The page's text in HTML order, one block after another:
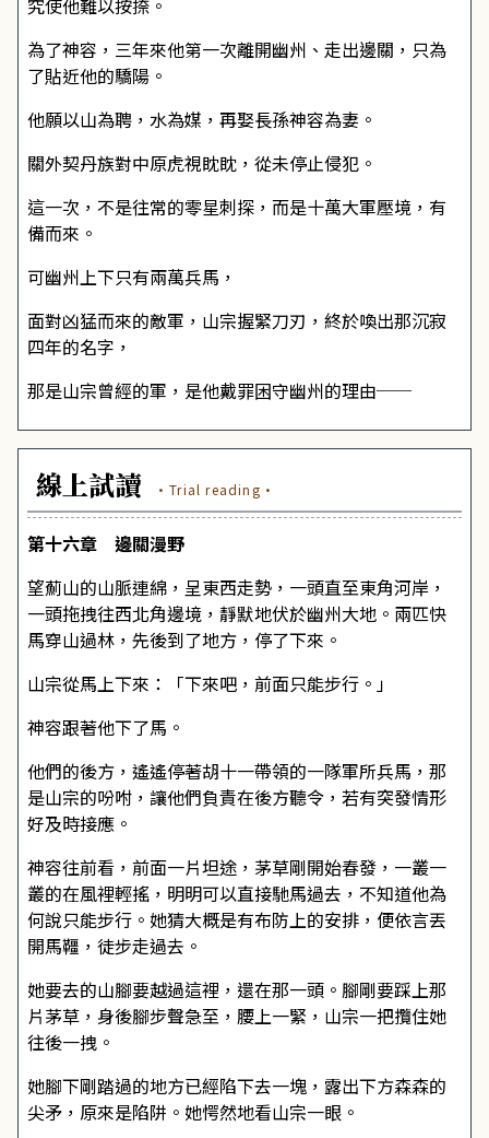
究使他難以按捺。
為了神容，三年來他第一次離開幽州、走出邊關，只為
了貼近他的驕陽。
他願以山為聘，水為媒，再娶長孫神容為妻。
關外契丹族對中原虎視眈眈，從未停止侵犯。
這一次，不是往常的零星刺探，而是十萬大軍壓境，有
備而來。
可幽州上下只有兩萬兵馬，
面對凶猛而來的敵軍，山宗握緊刀刃，終於喚出那沉寂
四年的名字，
那是山宗曾經的軍，是他戴罪困守幽州的理由──
線上試讀 ·Trial reading·
第十六章 邊關漫野
望薊山的山脈連綿，呈東西走勢，一頭直至東角河岸，
一頭拖拽往西北角邊境，靜默地伏於幽州大地。兩匹快
馬穿山過林，先後到了地方，停了下來。
山宗從馬上下來：「下來吧，前面只能步行。」
神容跟著他下了馬。
他們的後方，遙遙停著胡十一帶領的一隊軍所兵馬，那
是山宗的吩咐，讓他們負責在後方聽令，若有突發情形
好及時接應。
神容往前看，前面一片坦途，茅草剛開始春發，一叢一
叢的在風裡輕搖，明明可以直接馳馬過去，不知道他為
何說只能步行。她猜大概是有布防上的安排，便依言丟
開馬韁，徒步走過去。
她要去的山腳要越過這裡，還在那一頭。腳剛要踩上那
片茅草，身後腳步聲急至，腰上一緊，山宗一把攬住她
往後一拽。
她腳下剛踏過的地方已經陷下去一塊，露出下方森森的
尖矛，原來是陷阱。她愕然地看山宗一眼。